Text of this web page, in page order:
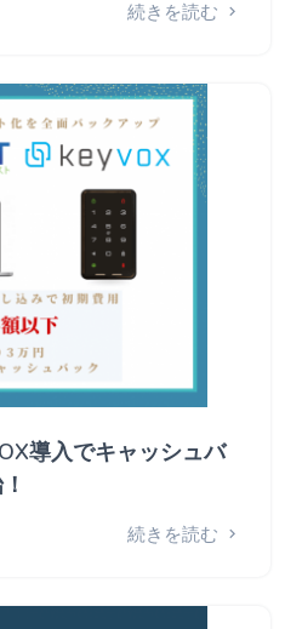
続きを読む
導入でキャッシュバ
続きを読む